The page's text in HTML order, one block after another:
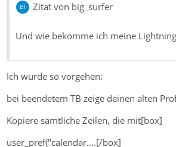
Zitat von big_surfer
Und wie bekomme ich meine
Ich würde so vorgehen:
bei beendetem TB zeige deinen alten
Kopiere sämtliche Zeilen, die mit[box]
user_pref("calendar....[/box]